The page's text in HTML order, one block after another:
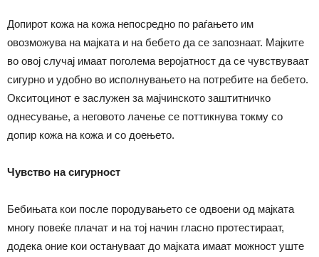
Допирот кожа на кожа непосредно по раѓањето им
овозможува на мајката и на бебето да се запознаат. Мајките
во овој случај имаат поголема веројатност да се чувствуваат
сигурно и удобно во исполнувањето на потребите на бебето.
Окситоцинот е заслужен за мајчинското заштитничко
однесување, а неговото лачење се поттикнува токму со
допир кожа на кожа и со доењето.
Чувство на сигурност
Бебињата кои после породувањето се одвоени од мајката
многу повеќе плачат и на тој начин гласно протестираат,
додека оние кои остануваат до мајката имаат можност уште